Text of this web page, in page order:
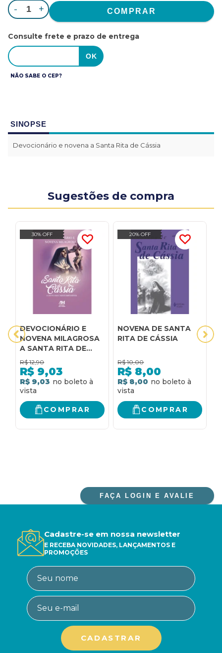
- +
Consulte frete e prazo de entrega
NÃO SABE O CEP?
SINOPSE
Devocionário e novena a Santa Rita de Cássia
Sugestões de compra
30% OFF
DEVOCIONÁRIO E
NOVENA MILAGROSA
A SANTA RITA DE
CÁSSIA
R$ 12,90
R$ 9,03
R$ 9,03
COMPRAR
20% OFF
NOVENA DE SANTA
RITA DE CÁSSIA
R$ 10,00
R$ 8,00
R$ 8,00
COMPRAR
FAÇA LOGIN E AVALIE
Cadastre-se em nossa newsletter
E RECEBA NOVIDADES, LANÇAMENTOS E
PROMOÇÕES